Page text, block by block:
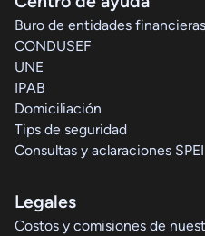
Buro de entidades financieras
CONDUSEF
UNE
IPAB
Domiciliación
Tips de seguridad
Consultas y aclaraciones SPEI
Legales
Costos y comisiones de